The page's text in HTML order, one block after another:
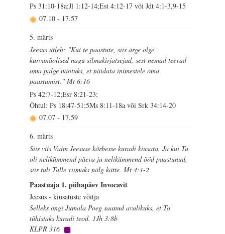
Ps 31:10-18a;Jl 1:12-14;Est 4:12-17 või Jdt 4:1-3,9-15
07.10 - 17.57
5. märts
Jeesus ütleb: "Kui te paastute, siis ärge olge
kurvanäolised nagu silmakirjatsejad, sest nemad teevad
oma palge näotuks, et näidata inimestele oma
paastumist." Mt 6:16
Ps 42:7-12;Esr 8:21-23;
Õhtul: Ps 18:47-51;5Ms 8:11-18a või Srk 34:14-20
07.07 - 17.59
6. märts
Siis viis Vaim Jeesuse kõrbesse kuradi kiusata. Ja kui Ta
oli nelikümmend päeva ja nelikümmend ööd paastunud,
siis tuli Talle viimaks nälg kätte. Mt 4:1-2
Paastuaja 1. pühapäev Invocavit
Jeesus - kiusatuste võitja
Selleks ongi Jumala Poeg saanud avalikuks, et Ta
tühistaks kuradi teod. 1Jh 3:8b
KLPR 316